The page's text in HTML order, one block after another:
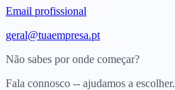
Email profissional
geral@tuaempresa.pt
Não sabes por onde começar?
Fala connosco -- ajudamos a escolher.